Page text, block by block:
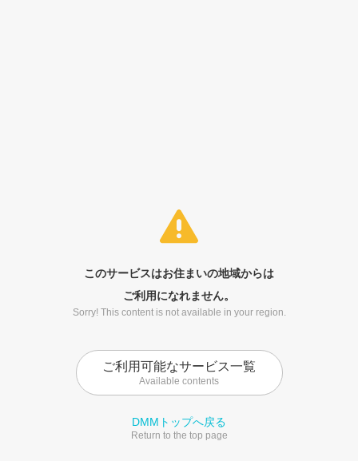
このサービスはお住まいの地域からは
ご利用になれません。
Sorry! This content is not available in your region.
ご利用可能なサービス一覧
Available contents
DMMトップへ戻る
Return to the top page